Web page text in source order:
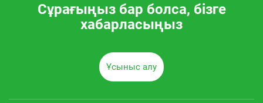
Сұрағыңыз бар болса, бізге
хабарласыңыз
Ұсыныс алу